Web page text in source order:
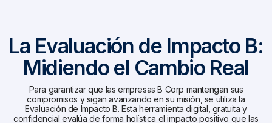
La Evaluación de Impacto B:
Midiendo el Cambio Real
Para garantizar que las empresas B Corp mantengan sus
compromisos y sigan avanzando en su misión, se utiliza la
Evaluación de Impacto B. Esta herramienta digital, gratuita y
confidencial evalúa de forma holística el impacto positivo que las